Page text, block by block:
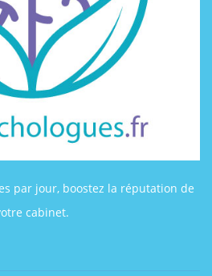
par jour, boostez la réputation de
cabinet.